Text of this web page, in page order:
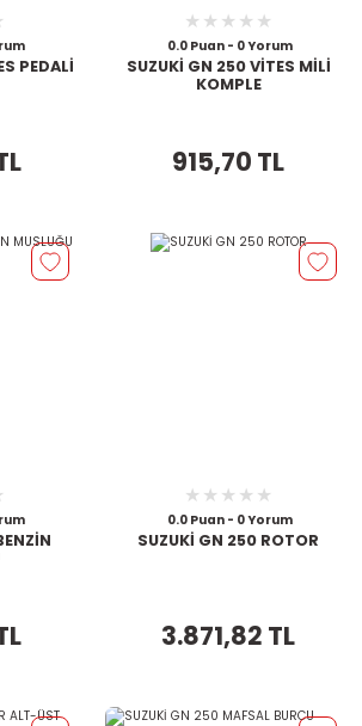
PEDALİ
0.0 Puan - 0 Yorum
SUZUKİ GN 250 VİTES MİLİ
KOMPLE
915,70 TL
0.0 Puan - 0 Yorum
SUZUKİ GN 250 ROTOR
3.871,82 TL